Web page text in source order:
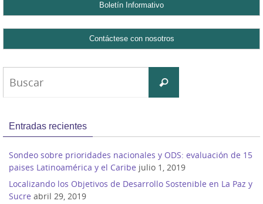
Buscar
Entradas recientes
Sondeo sobre prioridades nacionales y ODS: evaluación de 15
paises Latinoamérica y el Caribe julio 1, 2019
Localizando los Objetivos de Desarrollo Sostenible en La Paz y
Sucre abril 29, 2019